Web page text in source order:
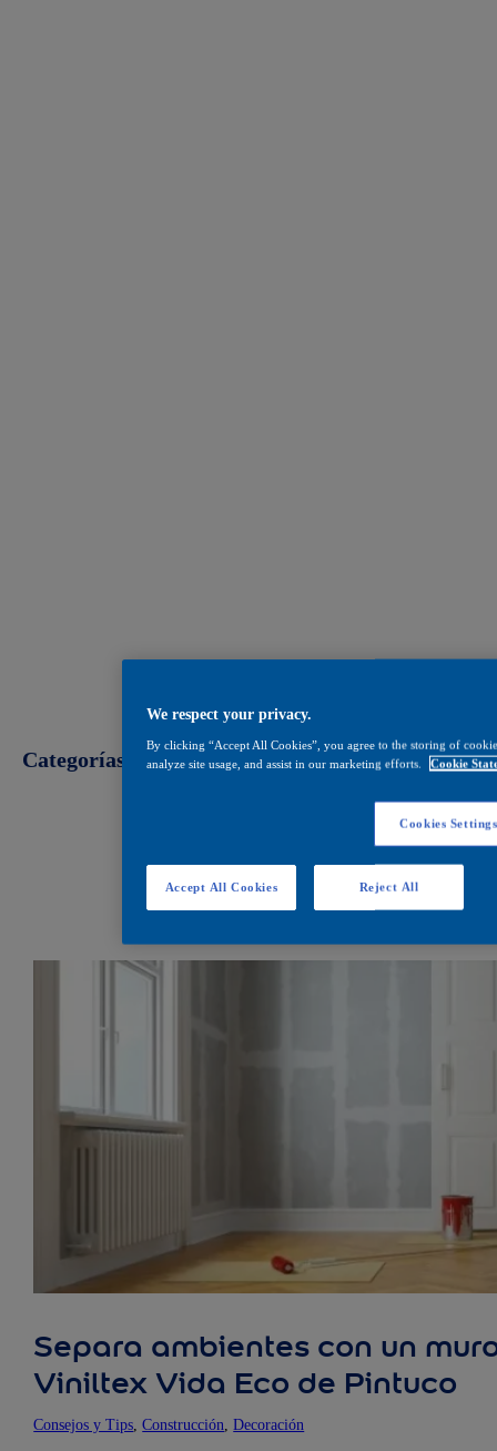
Categorías
Industrial
Separa ambientes con un
Viniltex Vida Eco de Pintuco
Consejos y Tips , Construcción , Decoración
We respect your privacy.
By clicking “Accept All Cookies”, you agree to the storing of
analyze site usage, and assist in our marketing efforts.
Cookie
Cookies Settings
Reject All
Accept All Cookies